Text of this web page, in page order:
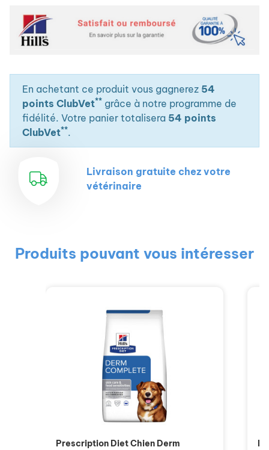
En achetant ce produit vous gagnerez 54
points ClubVet** grâce à notre programme de
fidélité. Votre panier totalisera 54 points
ClubVet**.
Livraison gratuite chez votre
vétérinaire
Produits pouvant vous intéresser
Prescription Diet Chien Derm